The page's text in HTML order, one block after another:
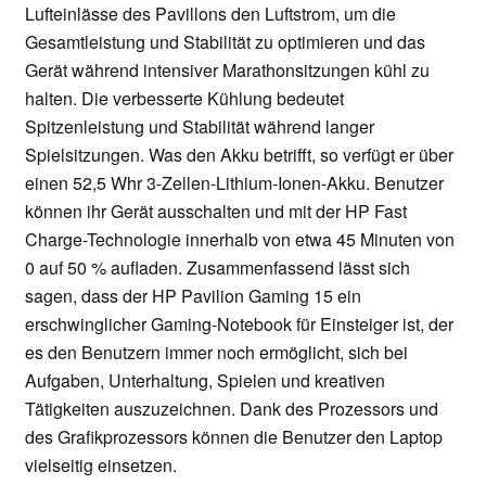
Lufteinlässe des Pavillons den Luftstrom, um die
Gesamtleistung und Stabilität zu optimieren und das
Gerät während intensiver Marathonsitzungen kühl zu
halten. Die verbesserte Kühlung bedeutet
Spitzenleistung und Stabilität während langer
Spielsitzungen. Was den Akku betrifft, so verfügt er über
einen 52,5 Whr 3-Zellen-Lithium-Ionen-Akku. Benutzer
können ihr Gerät ausschalten und mit der HP Fast
Charge-Technologie innerhalb von etwa 45 Minuten von
0 auf 50 % aufladen. Zusammenfassend lässt sich
sagen, dass der HP Pavilion Gaming 15 ein
erschwinglicher Gaming-Notebook für Einsteiger ist, der
es den Benutzern immer noch ermöglicht, sich bei
Aufgaben, Unterhaltung, Spielen und kreativen
Tätigkeiten auszuzeichnen. Dank des Prozessors und
des Grafikprozessors können die Benutzer den Laptop
vielseitig einsetzen.